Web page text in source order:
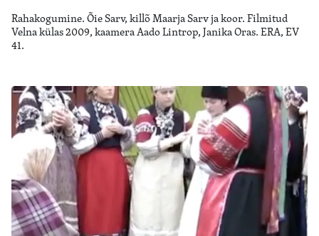
Rahakogumine. Õie Sarv, killõ Maarja Sarv ja koor. Filmitud
Velna külas 2009, kaamera Aado Lintrop, Janika Oras. ERA, EV
41.